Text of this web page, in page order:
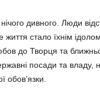
дивно­го. Люди
життя стало їхнім
до Творця та
посади та
обов’язки.